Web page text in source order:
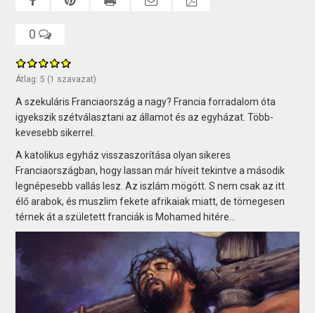
0
Átlag: 5 (1 szavazat)
A szekuláris Franciaország a nagy? Francia forradalom óta
igyekszik szétválasztani az államot és az egyházat. Több-
kevesebb sikerrel.
A katolikus egyház visszaszorítása olyan sikeres
Franciaországban, hogy lassan már híveit tekintve a második
legnépesebb vallás lesz. Az iszlám mögött. S nem csak az itt
élő arabok, és muszlim fekete afrikaiak miatt, de tömegesen
térnek át a született franciák is Mohamed hitére...